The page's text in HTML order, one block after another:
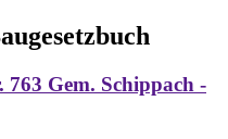
763 Gem. Schippach -